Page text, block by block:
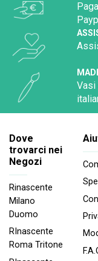
Vasi
Dove
trovarci nei
Negozi
Rinascente
Milano
Duomo
RInascente
Roma Tritone